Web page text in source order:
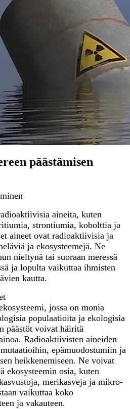
päästämisen
aineita, kuten
strontiumia, kobolttia ja
aineet ovat radioaktiivisia ja
ja ekosysteemejä. Ne
nieltynä tai suoraan meressä
ja lopulta vaikuttaa ihmisten
kautta.
jossa on monia
populaatioita ja ekologisia
päästöt voivat häiritä
Radioaktiivisten aineiden
epämuodostumiin ja
heikkenemiseen. Ne voivat
ekosysteemin osia, kuten
merikasveja ja mikro-
​​vaikuttaa koko
ja vakauteen.